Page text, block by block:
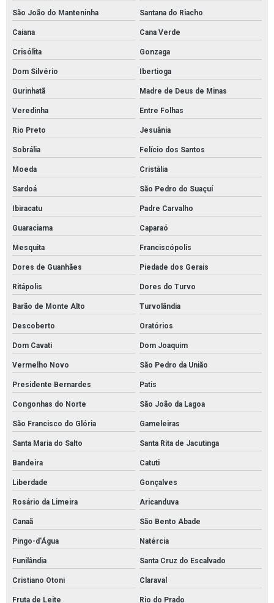
São João do Manteninha Santana do Riacho
Caiana Cana Verde
Crisólita Gonzaga
Dom Silvério Ibertioga
Gurinhatã Madre de Deus de Minas
Veredinha Entre Folhas
Rio Preto Jesuânia
Sobrália Felício dos Santos
Moeda Cristália
Sardoá São Pedro do Suaçuí
Ibiracatu Padre Carvalho
Guaraciama Caparaó
Mesquita Franciscópolis
Dores de Guanhães Piedade dos Gerais
Ritápolis Dores do Turvo
Barão de Monte Alto Turvolândia
Descoberto Oratórios
Dom Cavati Dom Joaquim
Vermelho Novo São Pedro da União
Presidente Bernardes Patis
Congonhas do Norte São João da Lagoa
São Francisco do Glória Gameleiras
Santa Maria do Salto Santa Rita de Jacutinga
Bandeira Catuti
Liberdade Gonçalves
Rosário da Limeira Aricanduva
Canaã São Bento Abade
Pingo-d'Água Natércia
Funilândia Santa Cruz do Escalvado
Cristiano Otoni Claraval
Fruta de Leite Rio do Prado